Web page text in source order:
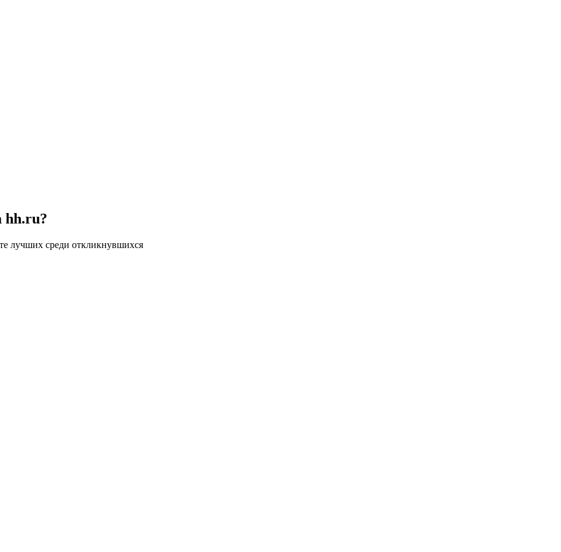
hh.ru?
лучших среди откликнувшихся